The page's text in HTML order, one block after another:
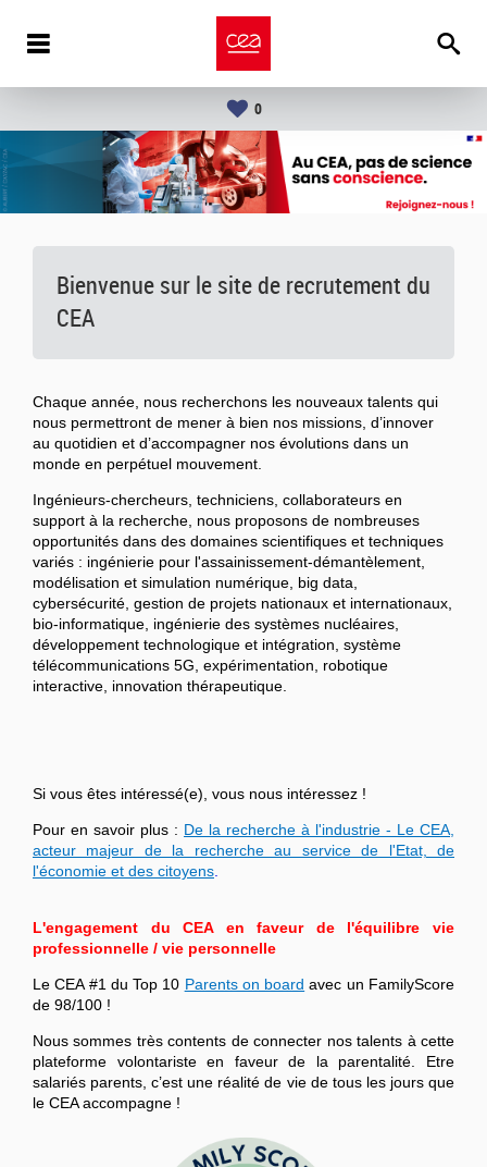
0
Bienvenue sur le site de recrutement du
CEA
Chaque année, nous recherchons les nouveaux talents qui
nous permettront de mener à bien nos missions, d’innover
au quotidien et d’accompagner nos évolutions dans un
monde en perpétuel mouvement.
Ingénieurs-chercheurs, techniciens, collaborateurs en
support à la recherche, nous proposons de nombreuses
opportunités dans des domaines scientifiques et techniques
variés : ingénierie pour l'assainissement-démantèlement,
modélisation et simulation numérique, big data,
cybersécurité, gestion de projets nationaux et internationaux,
bio-informatique, ingénierie des systèmes nucléaires,
développement technologique et intégration, système
télécommunications 5G, expérimentation, robotique
interactive, innovation thérapeutique.
Si vous êtes intéressé(e), vous nous intéressez !
Pour en savoir plus : De la recherche à l'industrie - Le CEA,
acteur majeur de la recherche au service de l'Etat, de
l'économie et des citoyens
L'engagement du CEA en faveur de l'équilibre vie
professionnelle / vie personnelle
Le CEA #1 du Top 10 Parents on board avec un FamilyScore
de 98/100 !
Nous sommes très contents de connecter nos talents à cette
plateforme volontariste en faveur de la parentalité. Etre
salariés parents, c’est une réalité de vie de tous les jours que
le CEA accompagne !